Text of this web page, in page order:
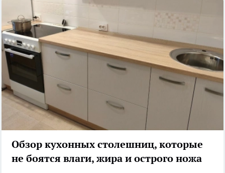
Обзор кухонных столешниц, которые
не боятся влаги, жира и острого ножа